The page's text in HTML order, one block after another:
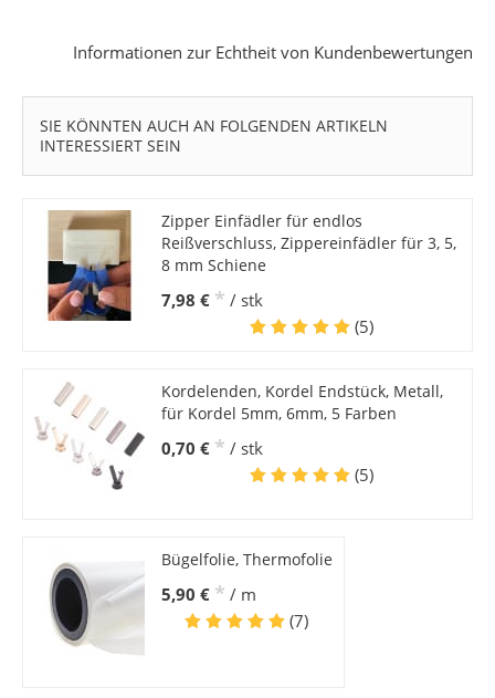
Informationen zur Echtheit von Kundenbewertungen
SIE KÖNNTEN AUCH AN FOLGENDEN ARTIKELN
INTERESSIERT SEIN
Zipper Einfädler für endlos
Reißverschluss, Zippereinfädler für 3, 5,
8 mm Schiene
7,98 € * / stk
(5)
Kordelenden, Kordel Endstück, Metall,
für Kordel 5mm, 6mm, 5 Farben
0,70 € * / stk
(5)
Bügelfolie, Thermofolie
5,90 € * / m
(7)